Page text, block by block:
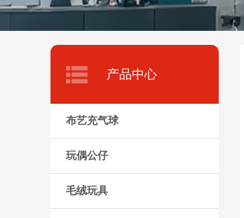
产品中心
布艺充气球
玩偶公仔
毛绒玩具